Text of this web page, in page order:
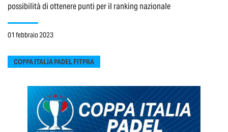
possibilità di ottenere punti per il ranking nazionale
01 febbraio 2023
COPPA ITALIA PADEL FITPRA